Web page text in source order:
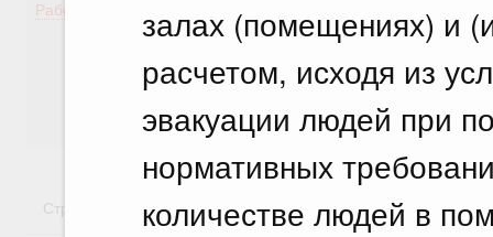
залах (помещениях) и
расчетом, исходя из
эвакуации людей при
нормативных
количестве людей в
Работа Правительства
Здоровье
Культура
Государство
Стратегии Государственные программы